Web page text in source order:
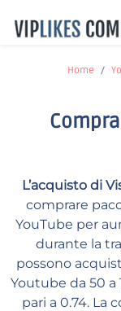
Home
L’acquisto di
comprare
YouTube per
durante la
possono
Youtube da 50 a
pari a 0.74. La